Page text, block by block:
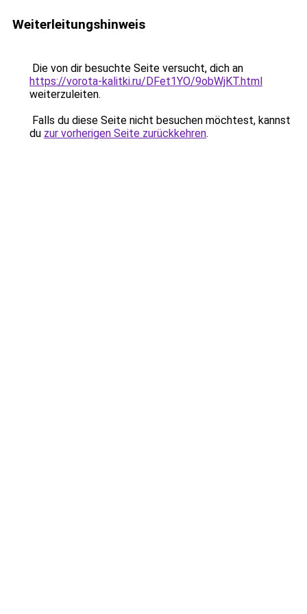
Weiterleitungshinweis
Die von dir besuchte Seite versucht, dich an
https://vorota-kalitki.ru/DFet1YO/9obWjKT.html
weiterzuleiten.
Falls du diese Seite nicht besuchen möchtest, kannst
du zur vorherigen Seite zurückkehren.